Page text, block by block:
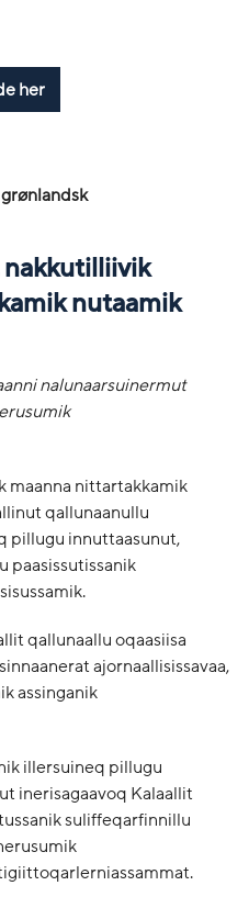
her
nutaamik
nalunaarsuinermut
nittartakkamik
qallunaanullu
pillugu innuttaasunut,
paasissutissanik
qallunaallu oqaasiisa
ajornaallisissavaa,
assinganik
illersuineq pillugu
inerisagaavoq Kalaallit
suliffeqarfinnillu